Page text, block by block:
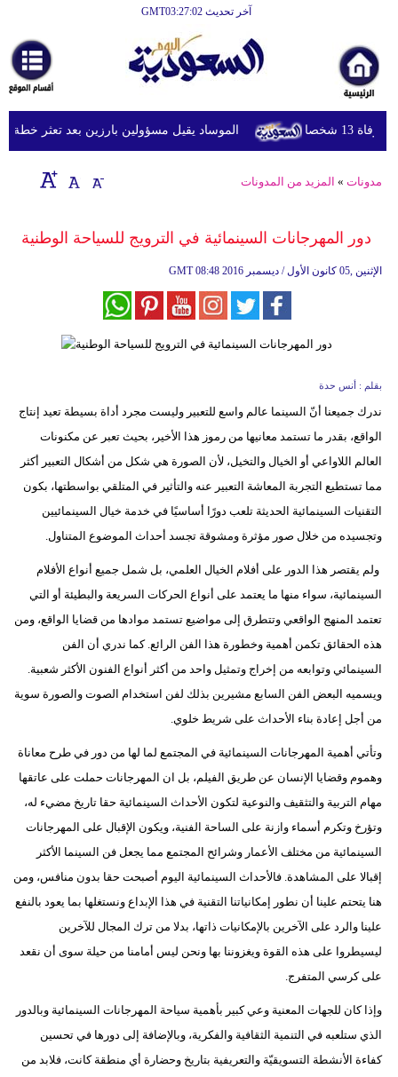
آخر تحديث GMT03:27:02
الموساد يقيل مسؤولين بارزين بعد تعثر خطة شخصا
مدونات » المزيد من المدونات
دور المهرجانات السينمائية في الترويج للسياحة الوطنية
GMT 08:48 2016 الإثنين ,05 كانون الأول / ديسمبر
بقلم : أنس حدة
ندرك جميعنا أنّ السينما عالم واسع للتعبير وليست مجرد أداة بسيطة تعيد إنتاج
الواقع، بقدر ما تستمد معانيها من رموز هذا الأخير، بحيث تعبر عن مكنونات
العالم اللاواعي أو الخيال والتخيل، لأن الصورة هي شكل من أشكال التعبير أكثر
مما تستطيع التجربة المعاشة التعبير عنه والتأثير في المتلقي بواسطتها، بكون
التقنيات السينمائية الحديثة تلعب دورًا أساسيًا في خدمة خيال السينمائيين
وتجسيده من خلال صور مؤثرة ومشوقة تجسد أحداث الموضوع المتناول.
ولم يقتصر هذا الدور على أفلام الخيال العلمي، بل شمل جميع أنواع الأفلام
السينمائية، سواء منها ما يعتمد على أنواع الحركات السريعة والبطيئة أو التي
تعتمد المنهج الواقعي وتتطرق إلى مواضيع تستمد موادها من قضايا الواقع، ومن
هذه الحقائق تكمن أهمية وخطورة هذا الفن الرائع. كما ندري أن الفن
السينمائي وتوابعه من إخراج وتمثيل واحد من أكثر أنواع الفنون الأكثر شعبية.
ويسميه البعض الفن السابع مشيرين بذلك لفن استخدام الصوت والصورة سوية
من أجل إعادة بناء الأحداث على شريط خلوي.
وتأتي أهمية المهرجانات السينمائية في المجتمع لما لها من دور في طرح معاناة
وهموم وقضايا الإنسان عن طريق الفيلم، بل ان المهرجانات حملت على عاتقها
مهام التربية والتثقيف والنوعية لتكون الأحداث السينمائية حقا تاريخ مضيء له،
وتؤرخ وتكرم أسماء وازنة على الساحة الفنية، ويكون الإقبال على المهرجانات
السينمائية من مختلف الأعمار وشرائح المجتمع مما يجعل فن السينما الأكثر
إقبالا على المشاهدة. فالأحداث السينمائية اليوم أصبحت حقا بدون منافس، ومن
هنا يتحتم علينا أن نطور إمكانياتنا التقنية في هذا الإبداع ونستغلها بما يعود بالنفع
علينا والرد على الآخرين بالإمكانيات ذاتها، بدلا من ترك المجال للآخرين
ليسيطروا على هذه القوة ويغزوننا بها ونحن ليس أمامنا من حيلة سوى أن نقعد
على كرسي المتفرج.
وإذا كان للجهات المعنية وعي كبير بأهمية سياحة المهرجانات السينمائية وبالدور
الذي ستلعبه في التنمية الثقافية والفكرية، وبالإضافة إلى دورها في تحسين
كفاءة الأنشطة التسويقيّة والتعريفية بتاريخ وحضارة أي منطقة كانت، فلابد من